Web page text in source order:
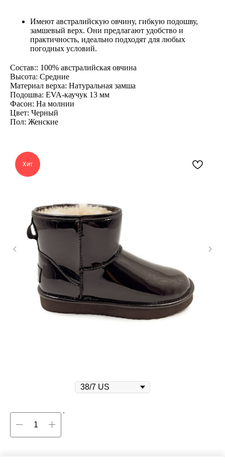
Имеют австралийскую овчину, гибкую подошву,
замшевый верх. Они предлагают удобство и
практичность, идеально подходят для любых
погодных условий.
Состав:: 100% австралийская овчина
Высота: Средние
Материал верха: Натуральная замша
Подошва: EVA-каучук 13 мм
Фасон: На молнии
Цвет: Черный
Пол: Женские
Хит